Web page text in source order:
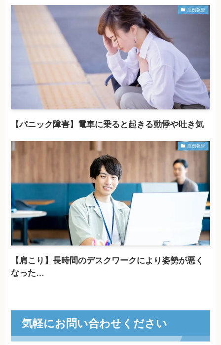
症例報告
【パニック障害】電車に乗ると起きる動悸や吐き気
症例報告
【肩こり】長時間のデスクワークにより姿勢が悪く
なった…
気軽にお問い合わせください